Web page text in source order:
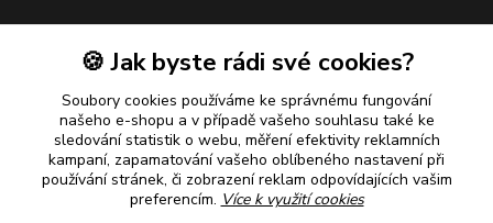
Sledujte nás
Plaťte u nás bezpečně
🍪 Jak byste rádi své cookies?
Soubory cookies používáme ke správnému fungování
našeho e-shopu a v případě vašeho souhlasu také ke
sledování statistik o webu, měření efektivity reklamních
kampaní, zapamatování vašeho oblíbeného nastavení při
používání stránek, či zobrazení reklam odpovídajících vašim
preferencím. Více k využití cookies